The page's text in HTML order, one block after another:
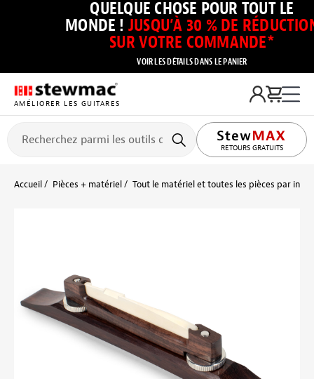
QUELQUE CHOSE POUR TOUT LE
MONDE ! JUSQU’À 30 % DE
SUR VOTRE COMMANDE*
VOIR LES DÉTAILS DANS LE PANIER
AMÉLIORER LES GUITARES
RETOURS GRATUITS
Accueil Pièces + matériel Tout le matériel et toutes les pièces par